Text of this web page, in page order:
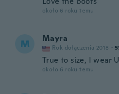
około 6 roku temu
M Mayra
Rok dołączenia 2018 ·
True to size, I wear
około 6 roku temu